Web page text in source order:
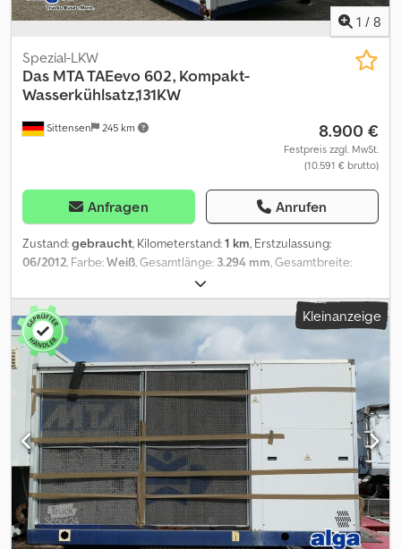
1 / 8
Sittensen 245 km
Spezial-LKW
Das MTA TAEevo 602, Kompakt-
Wasserkühlsatz,131KW
8.900 €
Festpreis zzgl. MwSt.
(10.591 € brutto)
Anfragen Anrufen
Zustand:gebraucht, Kilometerstand:1 km, Erstzulassung:
06/2012, Farbe:Weiß, Gesamtlänge: 3.294 mm, Gesamtbreite:
2.140 mm
luftgekühlter Kompakt-Wasserkühlsatz (Kaltwassersatz) für die
Industrie- und Prozesskühlung zur Außenaufstellung,
Kühlleistung kW 131, Kaltwassertemperatur Austritt/ Eintritt (°C):
7/12, Volumenstrom (m³/h) 22.5, Verfügbarer Pumpendruck (bar)
3.35, Umgebungstemperatur (°C) 32, Kältemittel R 407C,
Elektrische Daten: Spannung V 400, Frequenz Hz 50, Phasen Ph 3,
max. Leistungsaufnahme (kW) 61, max. Strom (A) 104, Anlaufstrom
Kreis (A) 230, Schutzklasse: IP54, Pufferspeicher: Integriert 500
Liter, PA1713 Unser Angebot ist generell ohne neue TÜV-
Abnahme. Falls neue TÜV-Abnahme erwünscht, unterbreiten wir
Ihnen gerne ein Angebot unserer Partnerwerkstätten! Fahrzeug
kann mit Werbung beklebt und/oder beschriftet sein. Es gelten
unsere allgemeinen Liefer- und Zahlungsbedingungen. Gerne
erstellen wir Ihnen für dieses Objekt ein Finanzierungs- oder
Kleinanzeige